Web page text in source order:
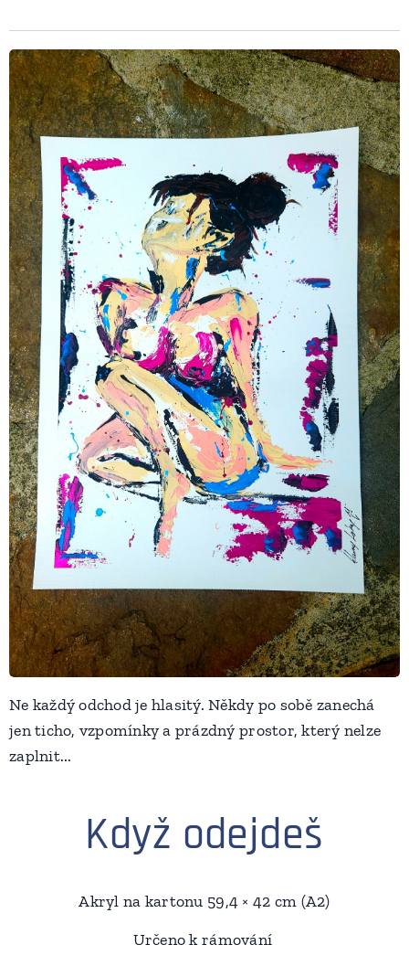
Ne každý odchod je hlasitý. Někdy po sobě zanechá
jen ticho, vzpomínky a prázdný prostor, který nelze
zaplnit...
Když odejdeš
Akryl na kartonu 59,4 × 42 cm (A2)
Určeno k rámování